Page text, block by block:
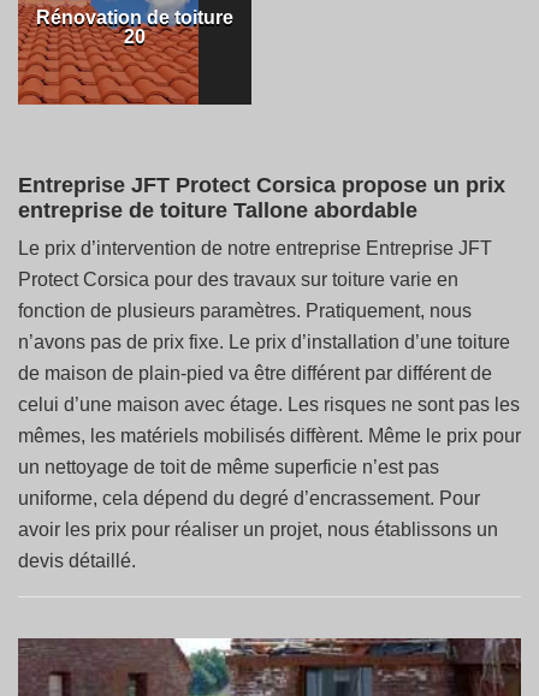
Rénovation de toiture
20
Entreprise JFT Protect Corsica propose un prix
entreprise de toiture Tallone abordable
Le prix d’intervention de notre entreprise Entreprise JFT
Protect Corsica pour des travaux sur toiture varie en
fonction de plusieurs paramètres. Pratiquement, nous
n’avons pas de prix fixe. Le prix d’installation d’une toiture
de maison de plain-pied va être différent par différent de
celui d’une maison avec étage. Les risques ne sont pas les
mêmes, les matériels mobilisés diffèrent. Même le prix pour
un nettoyage de toit de même superficie n’est pas
uniforme, cela dépend du degré d’encrassement. Pour
avoir les prix pour réaliser un projet, nous établissons un
devis détaillé.